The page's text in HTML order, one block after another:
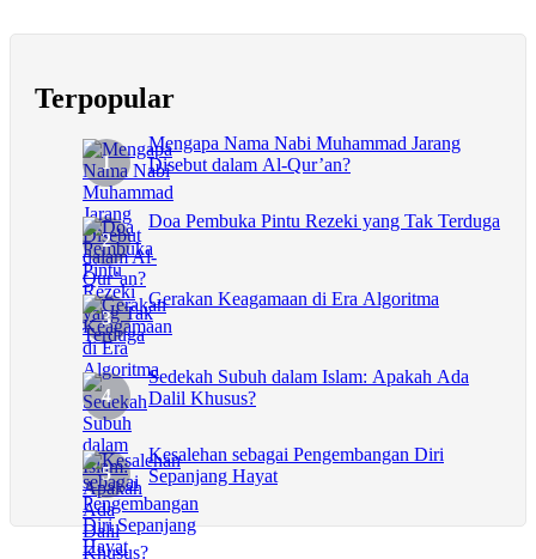
Terpopular
Mengapa Nama Nabi Muhammad Jarang
Disebut dalam Al-Qur’an?
Doa Pembuka Pintu Rezeki yang Tak Terduga
Gerakan Keagamaan di Era Algoritma
Sedekah Subuh dalam Islam: Apakah Ada
Dalil Khusus?
Kesalehan sebagai Pengembangan Diri
Sepanjang Hayat